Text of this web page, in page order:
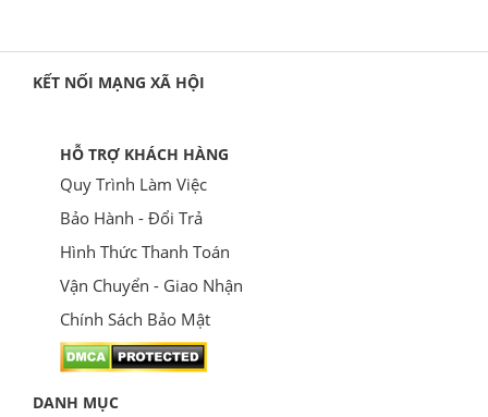
KẾT NỐI MẠNG XÃ HỘI
HỖ TRỢ KHÁCH HÀNG
Quy Trình Làm Việc
Bảo Hành - Đổi Trả
Hình Thức Thanh Toán
Vận Chuyển - Giao Nhận
Chính Sách Bảo Mật
DANH MỤC